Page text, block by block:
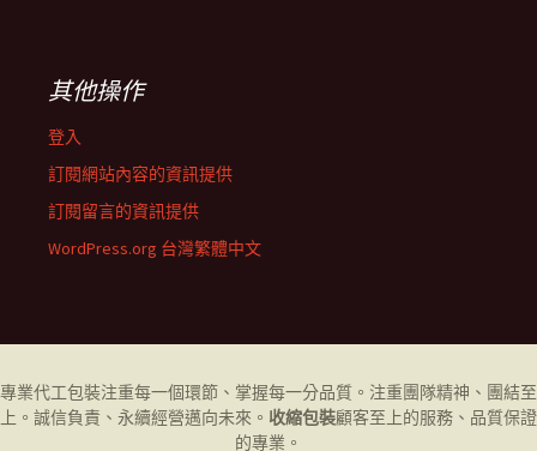
其他操作
登入
訂閱網站內容的資訊提供
訂閱留言的資訊提供
WordPress.org 台灣繁體中文
專業代工包裝注重每一個環節、掌握每一分品質。注重團隊精神、團結至
上。誠信負責、永續經營邁向未來。 收縮包裝顧客至上的服務、品質保證
的專業。